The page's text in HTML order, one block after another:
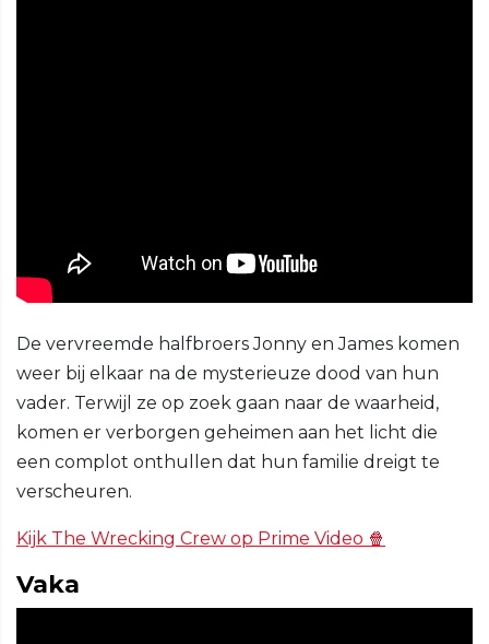
De vervreemde halfbroers Jonny en James komen
weer bij elkaar na de mysterieuze dood van hun
vader. Terwijl ze op zoek gaan naar de waarheid,
komen er verborgen geheimen aan het licht die
een complot onthullen dat hun familie dreigt te
verscheuren.
Kijk The Wrecking Crew op Prime Video 🍿
Vaka